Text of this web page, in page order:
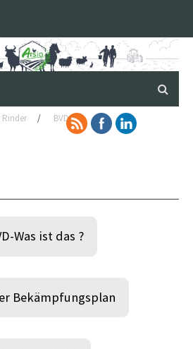
Rinder / BVD
Was ist das ?
Bekämpfungsplan